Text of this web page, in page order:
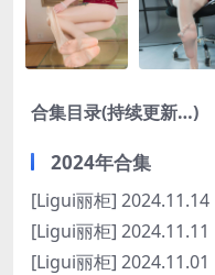
合集目录(持续更新…)
2024年合集
[Ligui丽柜]
[Ligui丽柜]
[Ligui丽柜]